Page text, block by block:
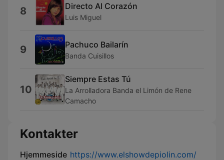
8 Directo Al Corazón
Luis Miguel
9 Pachuco Bailarín
Banda Cuisillos
10
Siempre Estas Tú
La Arrolladora Banda el Limón de Rene
Camacho
Kontakter
Hjemmeside https://www.elshowdepiolin.com/